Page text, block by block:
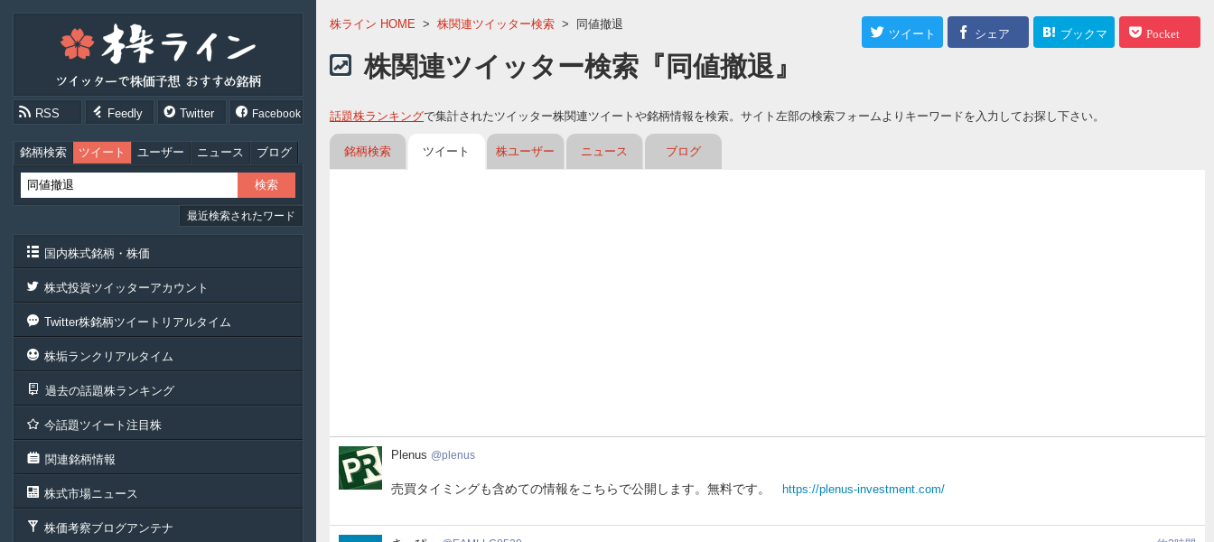
RSS Feedly Twitter Facebook
銘柄検索 ツイート ユーザー ニュース ブログ
最近検索されたワード
国内株式銘柄・株価
株式投資ツイッターアカウント
Twitter株銘柄ツイートリアルタイム
株垢ランクリアルタイム
過去の話題株ランキング
今話題ツイート注目株
関連銘柄情報
株式市場ニュース
株価考察ブログアンテナ
株ライン HOME > 株関連ツイッター検索 > 同値撤退
ツイート シェア ブックマ Pocket
株関連ツイッター検索『同値撤退』
話題株ランキングで集計されたツイッター株関連ツイートや銘柄情報を検索。サイト左部の検索フォームよりキーワードを入力してお探し下さい。
銘柄検索 ツイート 株ユーザー ニュース ブログ
Plenus
Plenus plenus
売買タイミングも含めての情報をこちらで公開します。無料です。 https://plenus-investment.com/